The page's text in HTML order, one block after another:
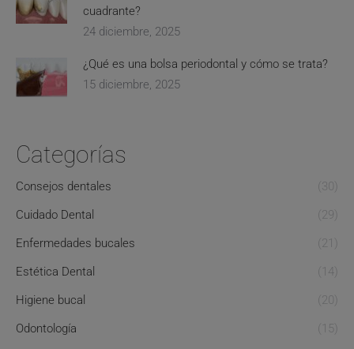
cuadrante?
24 diciembre, 2025
¿Qué es una bolsa periodontal y cómo se trata?
15 diciembre, 2025
Categorías
Consejos dentales
(30)
Cuidado Dental
(29)
Enfermedades bucales
(21)
Estética Dental
(14)
Higiene bucal
(20)
Odontología
(15)